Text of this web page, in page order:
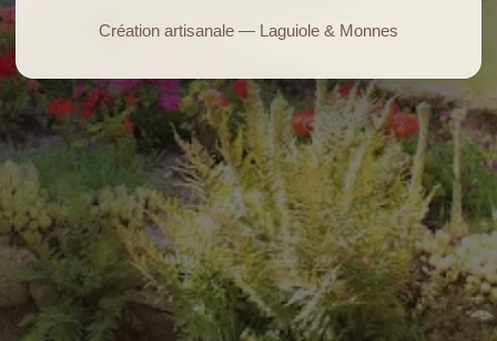
Création artisanale — Laguiole & Monnes